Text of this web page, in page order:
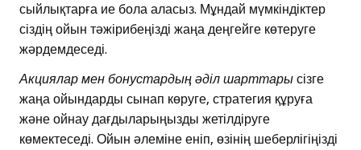
сыйлықтарға ие бола аласыз. Мұндай мүмкіндіктер
сіздің ойын тәжірибеңізді жаңа деңгейге көтеруге
жәрдемдеседі.
Акциялар мен бонустардың әділ шарттары сізге
жаңа ойындарды сынап көруге, стратегия құруға
және ойнау дағдыларыңызды жетілдіруге
көмектеседі. Ойын әлеміне еніп, өзінің шеберлігіңізді